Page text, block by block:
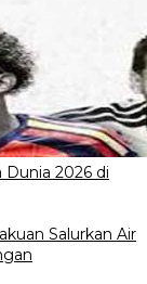
2026 di
Salurkan Air